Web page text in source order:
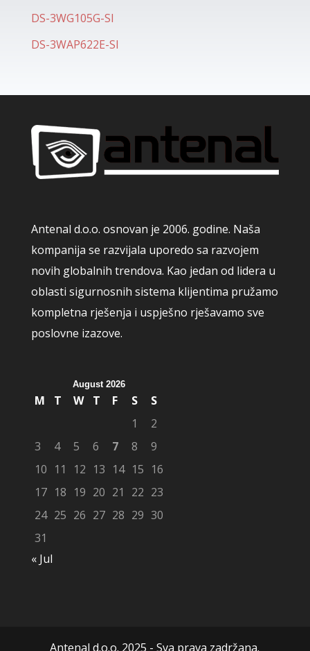
DS-3WG105G-SI
DS-3WAP622E-SI
Antenal d.o.o. osnovan je 2006. godine. Naša
kompanija se razvijala uporedo sa razvojem
novih globalnih trendova. Kao jedan od lidera u
oblasti sigurnosnih sistema klijentima pružamo
kompletna rješenja i uspješno rješavamo sve
poslovne izazove.
August 2026
M T W T F S
S
1
2
3
4 5 6 7 8
9
10 11 12 13 14 15 16
17 18 19 20 21 22 23
24 25 26 27 28 29 30
31
« Jul
Antenal d.o.o. 2025 - Sva prava zadržana.